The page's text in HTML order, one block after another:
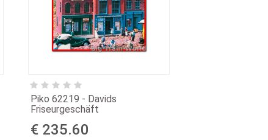
Piko 62219 - Davids
Friseurgeschäft
€ 235.60